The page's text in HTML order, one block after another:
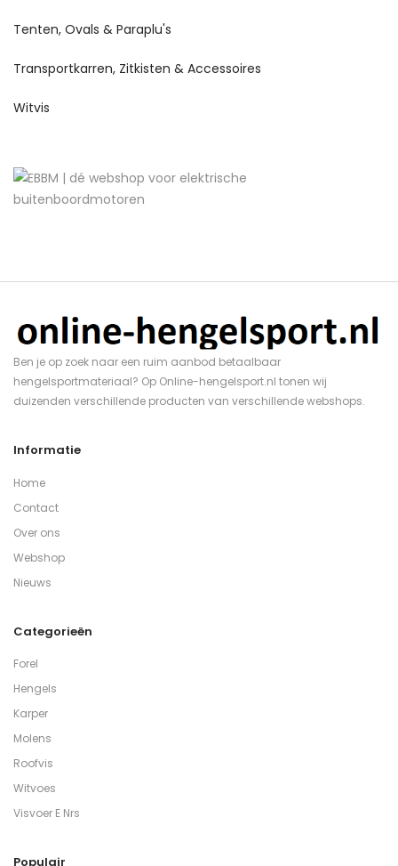
Tenten, Ovals & Paraplu's
Transportkarren, Zitkisten & Accessoires
Witvis
Ben je op zoek naar een ruim aanbod betaalbaar
hengelsportmateriaal? Op Online-hengelsport.nl tonen wij
duizenden verschillende producten van verschillende webshops.
Informatie
Home
Contact
Over ons
Webshop
Nieuws
Categorieën
Forel
Hengels
Karper
Molens
Roofvis
Witvoes
Visvoer E Nrs
Populair